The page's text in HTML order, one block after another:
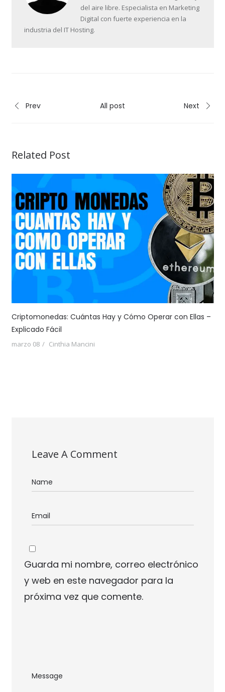
del aire libre. Especialista en Marketing
Digital con fuerte experiencia en la
industria del IT Hosting.
Prev All post Next
Related Post
Criptomonedas: Cuántas Hay y Cómo Operar con Ellas –
Explicado Fácil
marzo 08 Cinthia Mancini
Leave A Comment
Guarda mi nombre, correo electrónico
y web en este navegador para la
próxima vez que comente.